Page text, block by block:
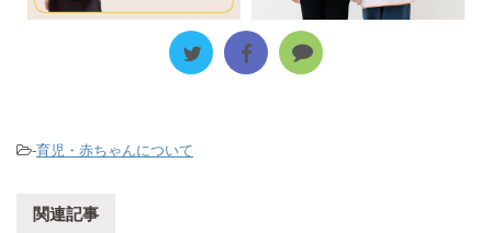
-育児・赤ちゃんについて
関連記事